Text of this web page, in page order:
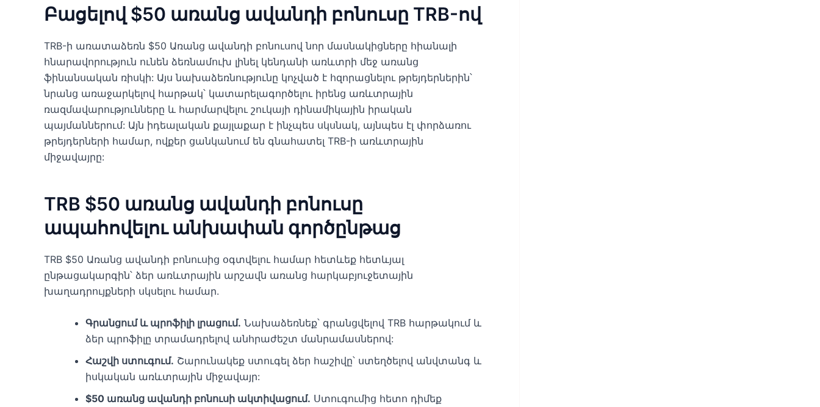
Բացելով $50 առանց ավանդի բոնուսը TRB-ով
TRB-ի առատաձեռն $50 Առանց ավանդի բոնուսով նոր մասնակիցները հիանալի
հնարավորություն ունեն ձեռնամուխ լինել կենդանի առևտրի մեջ առանց
ֆինանսական ռիսկի: Այս նախաձեռնությունը կոչված է հզորացնելու թրեյդերներին՝
նրանց առաջարկելով հարթակ՝ կատարելագործելու իրենց առևտրային
ռազմավարությունները և հարմարվելու շուկայի դինամիկային իրական
պայմաններում: Այն իդեալական քայլաքար է ինչպես սկսնակ, այնպես էլ փորձառու
թրեյդերների համար, ովքեր ցանկանում են գնահատել TRB-ի առևտրային
միջավայրը:
TRB $50 առանց ավանդի բոնուսը
ապահովելու անխափան գործընթաց
TRB $50 Առանց ավանդի բոնուսից օգտվելու համար հետևեք հետևյալ
ընթացակարգին՝ ձեր առևտրային արշավն առանց հարկաբյուջետային
խաղադրույքների սկսելու համար.
Գրանցում և պրոֆիլի լրացում. Նախաձեռնեք՝ գրանցվելով TRB հարթակում և
ձեր պրոֆիլը տրամադրելով անհրաժեշտ մանրամասներով:
Հաշվի ստուգում. Շարունակեք ստուգել ձեր հաշիվը՝ ստեղծելով անվտանգ և
իսկական առևտրային միջավայր:
$50 առանց ավանդի բոնուսի ակտիվացում. Ստուգումից հետո դիմեք